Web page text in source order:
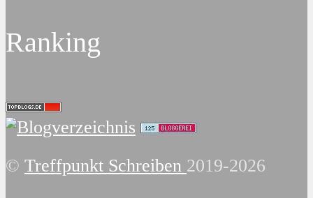
Ranking
© Treffpunkt Schreiben 2019-2026